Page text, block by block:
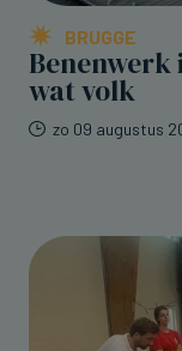
BRUGGE
wat volk
zo 09 augustus